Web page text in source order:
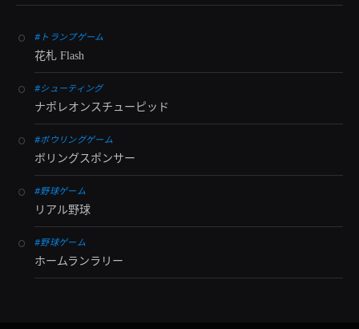
#トランプゲーム
花札 Flash
#シューティング
ナポレオンスチューピッド
#ボウリングゲーム
ボリングスポンサー
#野球ゲーム
リアル野球
#野球ゲーム
ホームランラリー